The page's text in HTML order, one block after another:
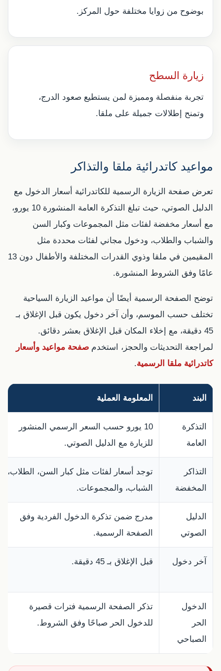
بوضوح من زوايا مختلفة حول المركز.
زيارة السطح
تجربة منفصلة ومميزة لمن يستطيع صعود الدرج،
وتمنح إطلالات جميلة على ملقا.
مواعيد كاتدرائية ملقا والتذاكر
تعرض صفحة الزيارة الرسمية للكاتدرائية أسعار الدخول مع
الدليل الصوتي، حيث تبلغ التذكرة العامة المنشورة 10 يورو،
مع أسعار مخفضة لفئات مثل المجموعات وكبار السن
والشباب والطلاب، ودخول مجاني لفئات محددة مثل
المقيمين في ملقا وذوي القدرات المختلفة والأطفال دون 13
عامًا وفق الشروط المنشورة.
توضح الصفحة الرسمية أيضًا أن مواعيد الزيارة السياحية
تختلف حسب الموسم، وأن آخر دخول يكون قبل الإغلاق بـ
45 دقيقة، مع إخلاء المكان قبل الإغلاق بعشر دقائق.
لمراجعة التحديثات والحجز، استخدم صفحة مواعيد وأسعار
كاتدرائية ملقا الرسمية.
البند المعلومة العملية
التذكرة
العامة
10 يورو حسب السعر الرسمي المنشور
للزيارة مع الدليل الصوتي.
التذاكر
المخفضة
توجد أسعار لفئات مثل كبار السن، الطلاب،
الشباب، والمجموعات.
الدليل
الصوتي
مدرج ضمن تذكرة الدخول الفردية وفق
الصفحة الرسمية.
آخر دخول قبل الإغلاق بـ 45 دقيقة.
الدخول
الحر
الصباحي
تذكر الصفحة الرسمية فترات قصيرة
للدخول الحر صباحًا وفق الشروط.